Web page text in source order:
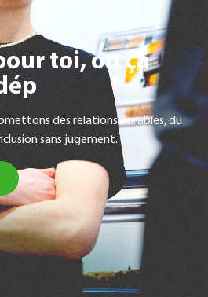
toi, on ça
des relations durables, du
sans jugement.